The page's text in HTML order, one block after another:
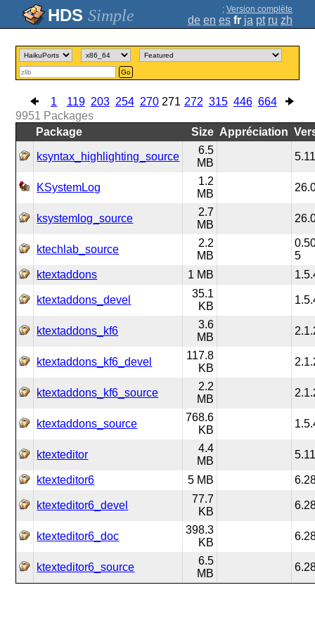
Simple ; Version complète
de en es fr ja pt ru zh
Go
1 119 203 254 270 271 272 315 446 664
9951 Packages
Package
Size Appréciation
ksyntax_highlighting_source
6.5
MB
KSystemLog
1.2
MB
ksystemlog_source
2.7
MB
ktechlab_source
2.2
MB
5
ktextaddons
1 MB
ktextaddons_devel
35.1
KB
ktextaddons_kf6
3.6
MB
ktextaddons_kf6_devel
117.8
KB
ktextaddons_kf6_source
2.2
MB
ktextaddons_source
768.6
KB
ktexteditor
4.4
MB
ktexteditor6 5 MB
ktexteditor6_devel
77.7
KB
ktexteditor6_doc
398.3
KB
ktexteditor6_source
6.5
MB